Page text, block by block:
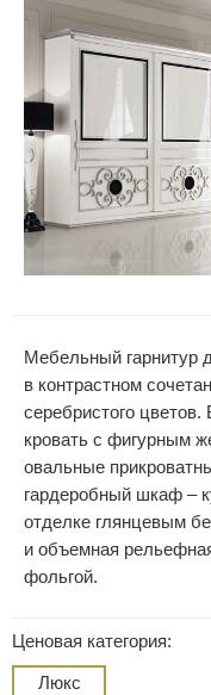
Мебельный гарнитур
в контрастном
серебристого
кровать с фигурным
овальные
гардеробный шкаф –
отделке глянцевым
и объемная
фольгой.
Ценовая категория:
Люкс